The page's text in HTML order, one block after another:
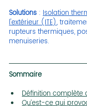
Solutions : Isolation
l'extérieur (ITE),
rupteurs thermiques,
menuiseries.
Sommaire
Définition complète
Qu’est-ce qui